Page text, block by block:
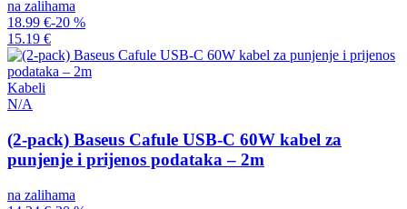
na zalihama
18.99 €-20 %
15.19 €
Kabeli
N/A
(2-pack) Baseus Cafule USB-C 60W kabel za
punjenje i prijenos podataka – 2m
na zalihama